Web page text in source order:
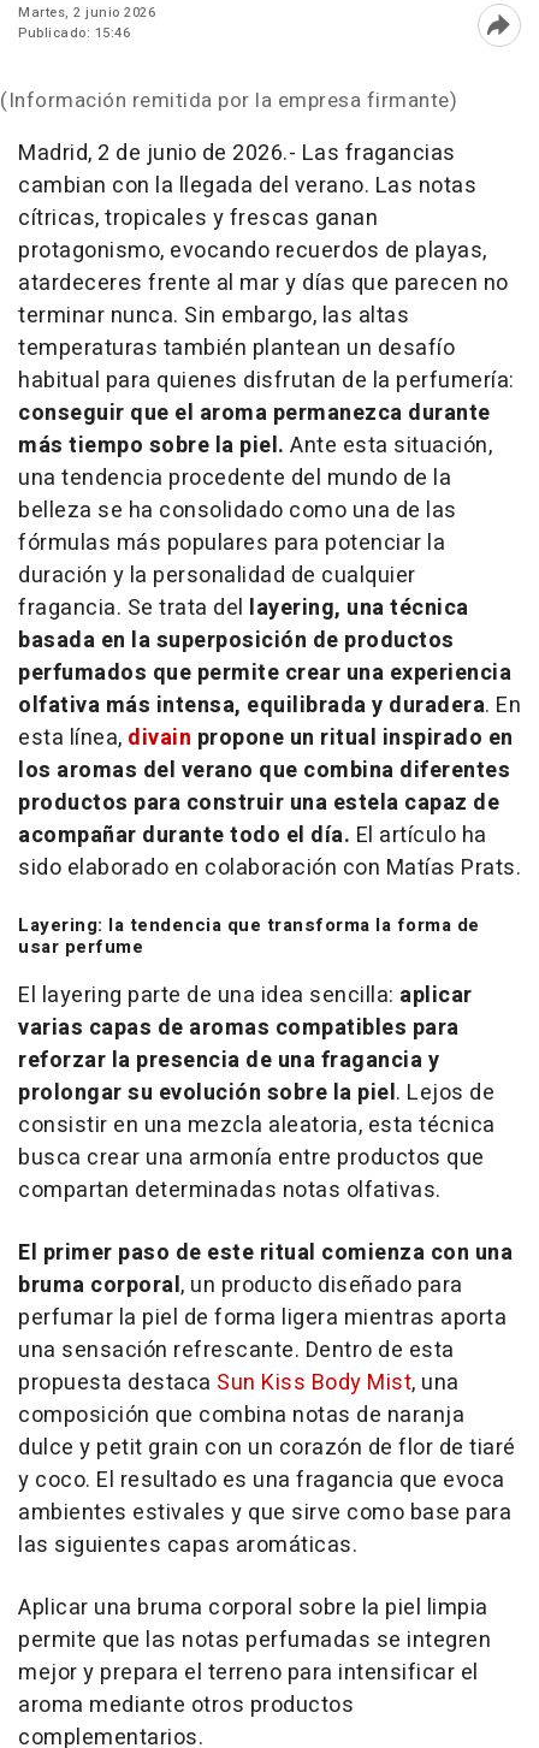
Martes, 2 junio 2026
Publicado: 15:46
(Información remitida por la empresa firmante)
Madrid, 2 de junio de 2026.- Las fragancias
cambian con la llegada del verano. Las notas
cítricas, tropicales y frescas ganan
protagonismo, evocando recuerdos de playas,
atardeceres frente al mar y días que parecen no
terminar nunca. Sin embargo, las altas
temperaturas también plantean un desafío
habitual para quienes disfrutan de la perfumería:
conseguir que el aroma permanezca durante
más tiempo sobre la piel. Ante esta situación,
una tendencia procedente del mundo de la
belleza se ha consolidado como una de las
fórmulas más populares para potenciar la
duración y la personalidad de cualquier
fragancia. Se trata del layering, una técnica
basada en la superposición de productos
perfumados que permite crear una experiencia
olfativa más intensa, equilibrada y duradera. En
esta línea, divain propone un ritual inspirado en
los aromas del verano que combina diferentes
productos para construir una estela capaz de
acompañar durante todo el día. El artículo ha
sido elaborado en colaboración con Matías Prats.
Layering: la tendencia que transforma la forma de
usar perfume
El layering parte de una idea sencilla: aplicar
varias capas de aromas compatibles para
reforzar la presencia de una fragancia y
prolongar su evolución sobre la piel. Lejos de
consistir en una mezcla aleatoria, esta técnica
busca crear una armonía entre productos que
compartan determinadas notas olfativas.
El primer paso de este ritual comienza con una
bruma corporal, un producto diseñado para
perfumar la piel de forma ligera mientras aporta
una sensación refrescante. Dentro de esta
propuesta destaca Sun Kiss Body Mist, una
composición que combina notas de naranja
dulce y petit grain con un corazón de flor de tiaré
y coco. El resultado es una fragancia que evoca
ambientes estivales y que sirve como base para
las siguientes capas aromáticas.
Aplicar una bruma corporal sobre la piel limpia
permite que las notas perfumadas se integren
mejor y prepara el terreno para intensificar el
aroma mediante otros productos
complementarios.